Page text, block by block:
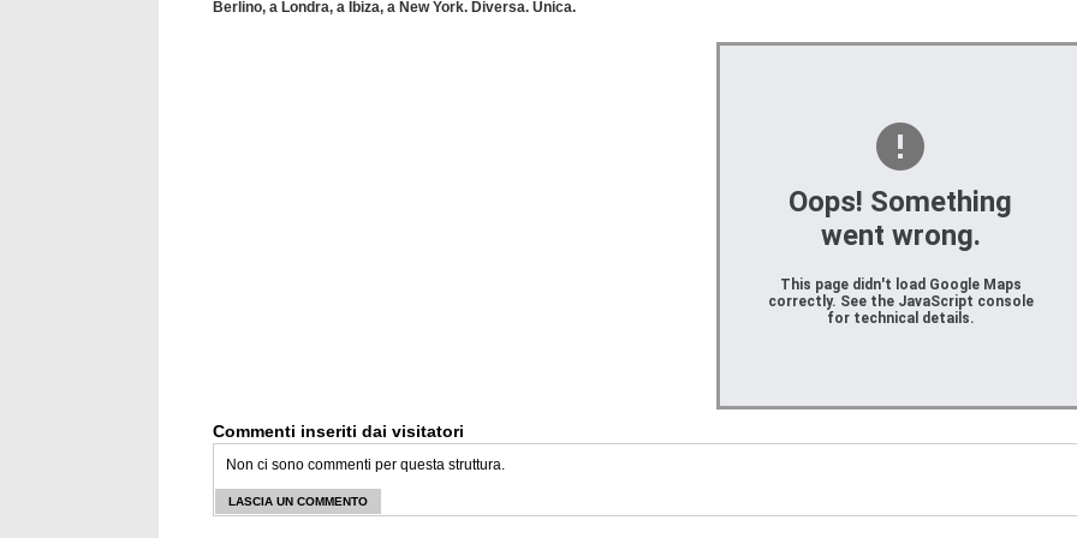
Berlino, a Londra, a Ibiza, a New York. Diversa. Unica.
Oops! Something
went wrong.
This page didn't load Google Maps
correctly. See the JavaScript console
for technical details.
Commenti inseriti dai visitatori
Non ci sono commenti per questa struttura.
LASCIA UN COMMENTO